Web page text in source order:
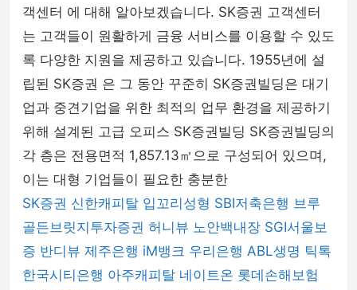
객센터 에 대해 알아보겠습니다. SK증권 고객센터
는 고객들이 원활하게 금융 서비스를 이용할 수 있도
록 다양한 지원을 제공하고 있습니다. 1955년에 설
립된 SK증권 은 그 동안 꾸준히 SK증권빌딩은 대기
업과 중견기업을 위한 최적의 업무 환경을 제공하기
위해 설계된 고급 오피스 SK증권빌딩 SK증권빌딩의
각 층은 전용면적 1,857.13㎡으로 구성되어 있으며,
이는 대형 기업들이 필요한 충분한
SK증권 신한캐피탈 입꼬리성형 SBI저축은행 브루
골든브릿지투자증권 허니뷰 노안백내장 SGI서울보
증 반디뷰 제주은행 iM뱅크 우리은행 ABL생명 틱톡
한국시티은행 아주캐피탈 네이트온 롯데손해보험